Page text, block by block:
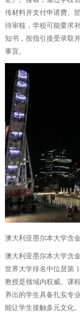
传材料并支付申请费。
待审核，学校可能要求
知书，按指引接受录取
事宜。
澳大利亚墨尔本大学含
澳大利亚墨尔本大学含
世界大学排名中位居第
教授是领域内权威。课
养出的学生具备扎实专
能让学生接触多元文化